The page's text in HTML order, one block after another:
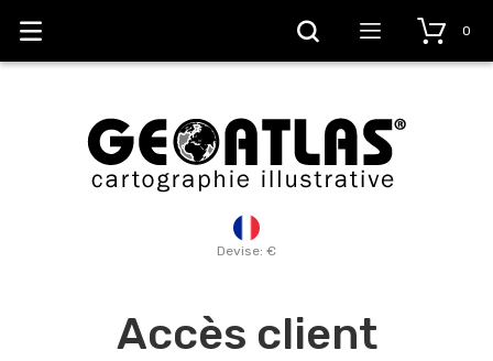
Devise: €
0
Accès client